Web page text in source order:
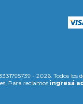
- 2026. Todos los
Para reclamos ingresá